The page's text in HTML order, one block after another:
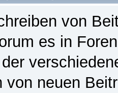
von
es in
von neuen